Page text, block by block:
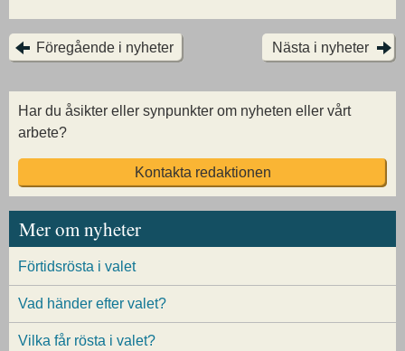
Föregående i nyheter Nästa i nyheter
Har du åsikter eller synpunkter om nyheten eller vårt
arbete?
Kontakta redaktionen
Mer om nyheter
Förtidsrösta i valet
Vad händer efter valet?
Vilka får rösta i valet?